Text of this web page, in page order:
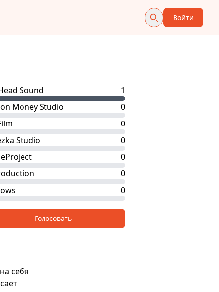
Войти
Sound
1
Money Studio
0
0
Studio
0
0
0
0
Голосовать
себя